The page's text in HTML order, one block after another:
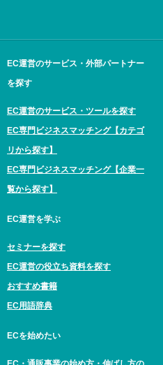
EC運営のサービス・外部パートナー
を探す
EC運営のサービス・ツールを探す
EC専門ビジネスマッチング【カテゴ
リから探す】
EC専門ビジネスマッチング【企業一
覧から探す】
EC運営を学ぶ
セミナーを探す
EC運営の役立ち資料を探す
おすすめ書籍
EC用語辞典
ECを始めたい